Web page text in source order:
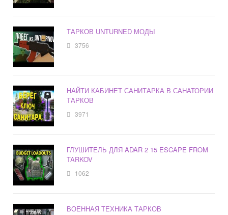
ТАРКОВ UNTURNED МОДЫ
3756
НАЙТИ КАБИНЕТ САНИТАРКА В САНАТОРИИ
ТАРКОВ
3971
ГЛУШИТЕЛЬ ДЛЯ ADAR 2 15 ESCAPE FROM
TARKOV
1062
ВОЕННАЯ ТЕХНИКА ТАРКОВ